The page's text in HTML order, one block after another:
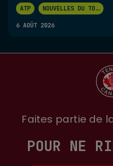
ATP NOUVELLES DU TO...
6 AOÛT 2026
Faites partie de
POUR NE